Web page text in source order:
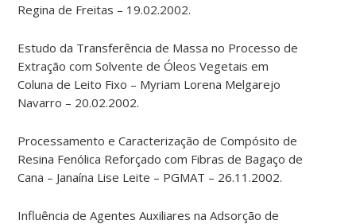
Regina de Freitas – 19.02.2002.
Estudo da Transferência de Massa no Processo de
Extração com Solvente de Óleos Vegetais em
Coluna de Leito Fixo – Myriam Lorena Melgarejo
Navarro – 20.02.2002.
Processamento e Caracterização de Compósito de
Resina Fenólica Reforçado com Fibras de Bagaço de
Cana – Janaína Lise Leite – PGMAT – 26.11.2002.
Influência de Agentes Auxiliares na Adsorção de